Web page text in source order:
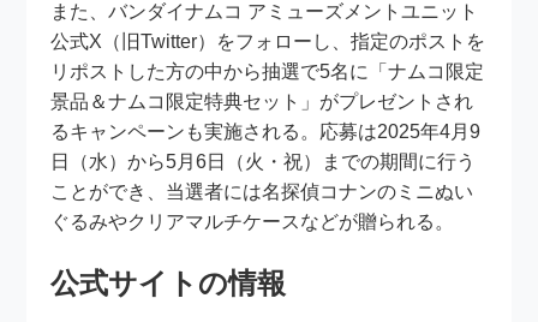
また、バンダイナムコ アミューズメントユニット
公式X（旧Twitter）をフォローし、指定のポストを
リポストした方の中から抽選で5名に「ナムコ限定
景品＆ナムコ限定特典セット」がプレゼントされ
るキャンペーンも実施される。応募は2025年4月9
日（水）から5月6日（火・祝）までの期間に行う
ことができ、当選者には名探偵コナンのミニぬい
ぐるみやクリアマルチケースなどが贈られる。
公式サイトの情報